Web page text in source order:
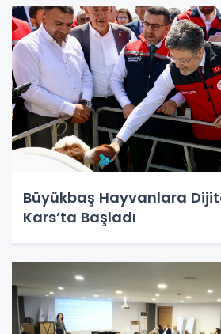
Büyükbaş Hayvanlara
Kars’ta Başladı